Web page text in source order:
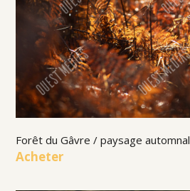
Forêt du Gâvre / paysage automnal
Acheter